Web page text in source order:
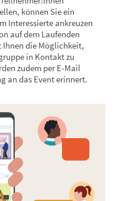
können Sie ein
Interessierte ankreuzen
auf dem Laufenden
Ihnen die Möglichkeit,
in Kontakt zu
zudem per E-Mail
an das Event erinnert.